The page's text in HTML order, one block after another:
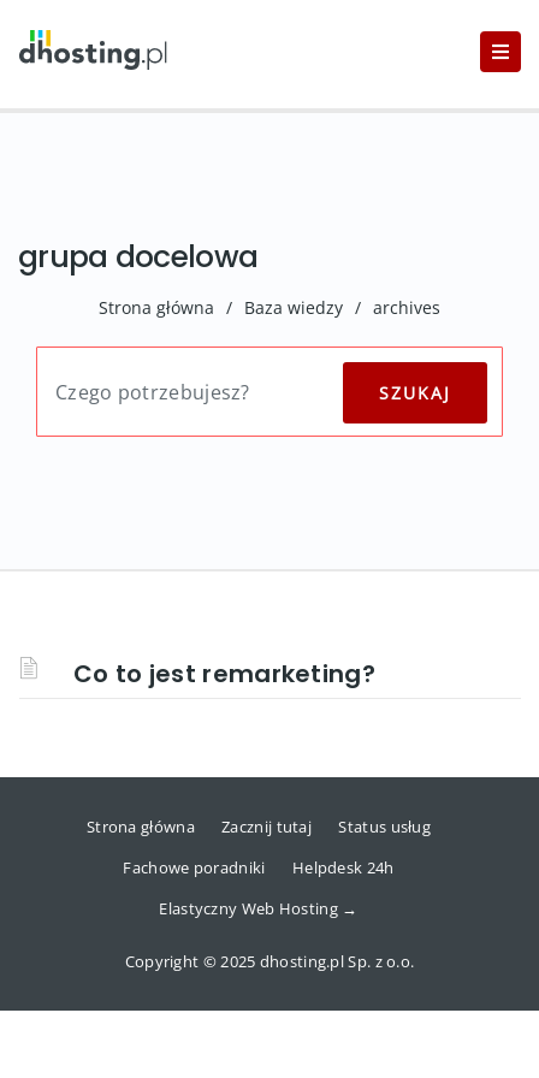
grupa docelowa
Strona główna / Baza wiedzy / archives
Co to jest remarketing?
Strona główna Zacznij tutaj
Status usług
Fachowe poradniki
Helpdesk 24h
Elastyczny Web Hosting →
Copyright © 2025 dhosting.pl Sp. z o.o.